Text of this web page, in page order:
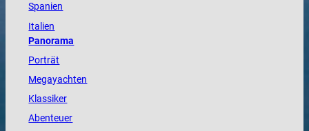
Spanien
Italien
Panorama
Porträt
Megayachten
Klassiker
Abenteuer